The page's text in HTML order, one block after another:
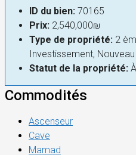
ID du bien: 70165
Prix: 2,540,000₪
Type de propriété: 2
Investissement,
Statut de la propriété:
Commodités
Ascenseur
Cave
Mamad